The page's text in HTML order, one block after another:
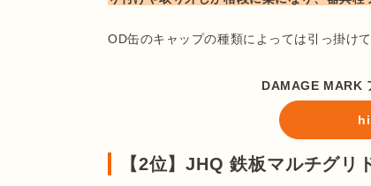
OD缶のキャップの種類によっては引っ掛け
DAMAGE MARK
【2位】JHQ 鉄板マルチグリ